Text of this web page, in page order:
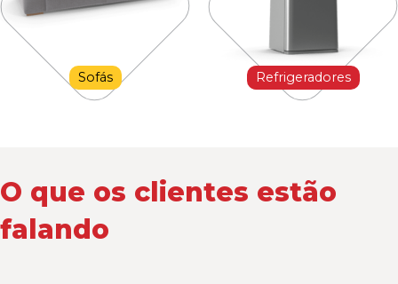
Sofás Refrigeradores
O que os clientes estão
falando